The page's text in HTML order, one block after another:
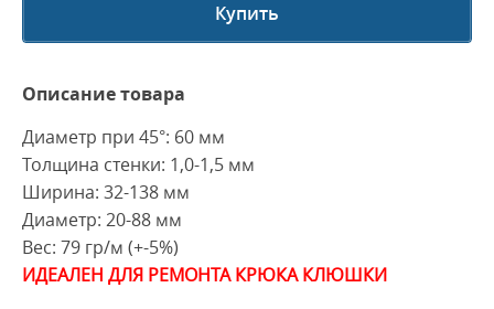
Купить
Описание товара
Диаметр при 45°: 60 мм
Толщина стенки: 1,0-1,5 мм
Ширина: 32-138 мм
Диаметр: 20-88 мм
Вес: 79 гр/м (+-5%)
ИДЕАЛЕН ДЛЯ РЕМОНТА КРЮКА КЛЮШКИ